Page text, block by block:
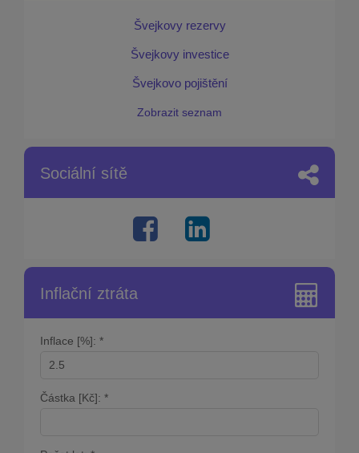
Švejkovy rezervy
Švejkovy investice
Švejkovo pojištění
Zobrazit seznam
Sociální sítě
Inflační ztráta
Inflace [%]: *
Částka [Kč]: *